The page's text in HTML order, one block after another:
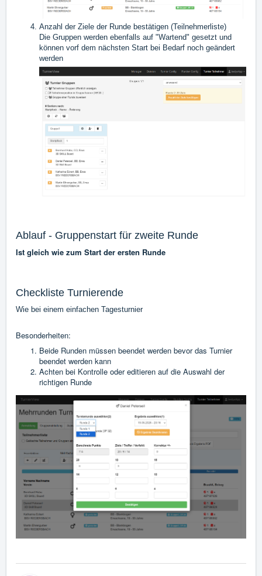
Anzahl der Ziele der Runde bestätigen (Teilnehmerliste)
Die Gruppen werden ebenfalls auf "Wartend" gesetzt und
können vorf dem nächsten Start bei Bedarf noch geändert
werden
Ablauf - Gruppenstart für zweite Runde
Ist gleich wie zum Start der ersten Runde
Checkliste Turnierende
Wie bei einem einfachen Tagesturnier
Besonderheiten:
Beide Runden müssen beendet werden bevor das Turnier
beendet werden kann
Achten bei Kontrolle oder editieren auf die Auswahl der
richtigen Runde